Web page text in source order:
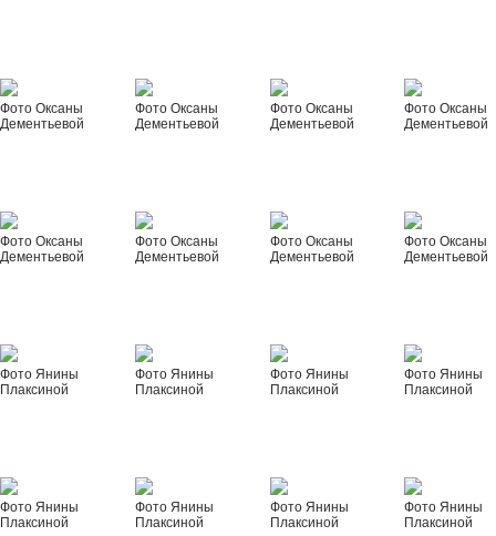
Фото Оксаны
Дементьевой
Фото Оксаны
Дементьевой
Фото Оксаны
Дементьевой
Фото Оксаны
Дементьевой
Фото Оксаны
Дементьевой
Фото Оксаны
Дементьевой
Фото Оксаны
Дементьевой
Фото Оксаны
Дементьевой
Фото Янины
Плаксиной
Фото Янины
Плаксиной
Фото Янины
Плаксиной
Фото Янины
Плаксиной
Фото Янины
Плаксиной
Фото Янины
Плаксиной
Фото Янины
Плаксиной
Фото Янины
Плаксиной